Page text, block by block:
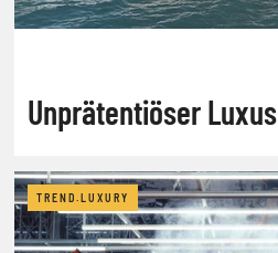
Unprätentiöser Luxus
TREND.LUXURY